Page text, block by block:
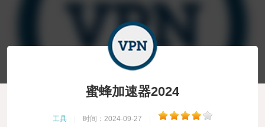
蜜蜂加速器2024
工具 时间：2024-09-27